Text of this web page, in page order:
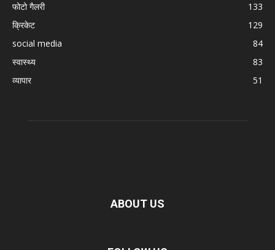
फोटो गैलरी
133
क्रिकेट
129
social media
84
स्वास्थ्य
83
व्यापार
51
ABOUT US